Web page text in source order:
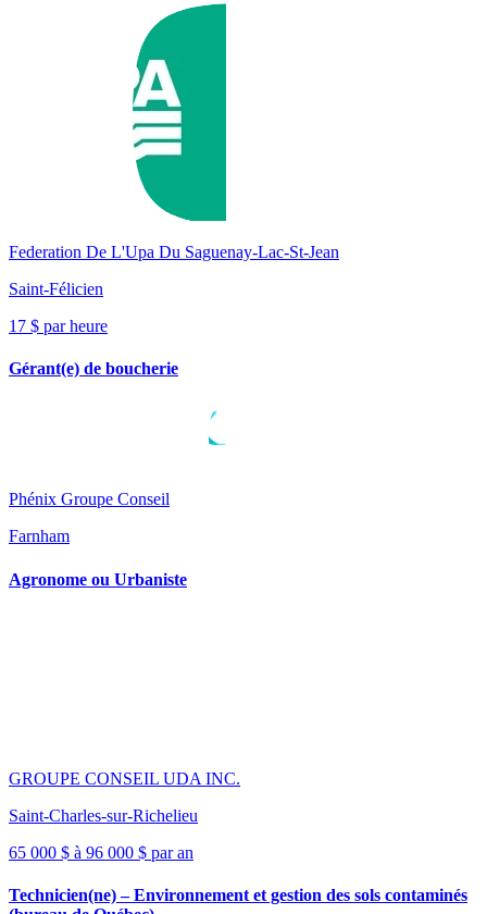
Federation De L'Upa Du Saguenay-Lac-St-Jean
Saint-Félicien
17 $ par heure
Gérant(e) de boucherie
Phénix Groupe Conseil
Farnham
Agronome ou Urbaniste
GROUPE CONSEIL UDA INC.
Saint-Charles-sur-Richelieu
65 000 $ à 96 000 $ par an
Technicien(ne) – Environnement et gestion des sols contaminés